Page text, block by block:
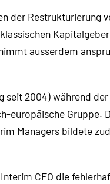
der
ausserdem
2004) während
Gruppe.
Managers bildete
CFO die